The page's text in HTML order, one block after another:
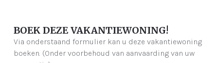
BOEK DEZE VAKANTIEWONING!
Via onderstaand formulier kan u deze vakantiewoning
boeken. (Onder voorbehoud van aanvaarding van uw